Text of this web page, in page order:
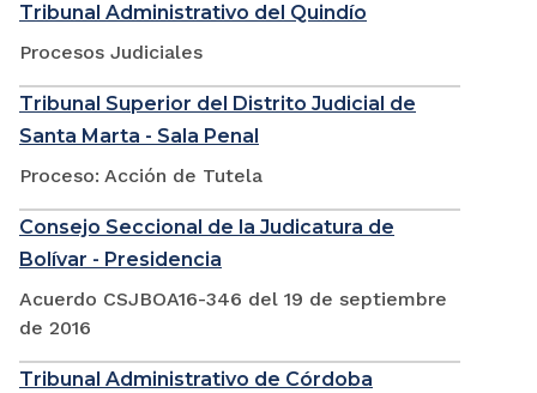
Tribunal Administrativo del Quindío
Procesos Judiciales
Tribunal Superior del Distrito Judicial de
Santa Marta - Sala Penal
Proceso: Acción de Tutela
Consejo Seccional de la Judicatura de
Bolívar - Presidencia
Acuerdo CSJBOA16-346 del 19 de septiembre
de 2016
Tribunal Administrativo de Córdoba